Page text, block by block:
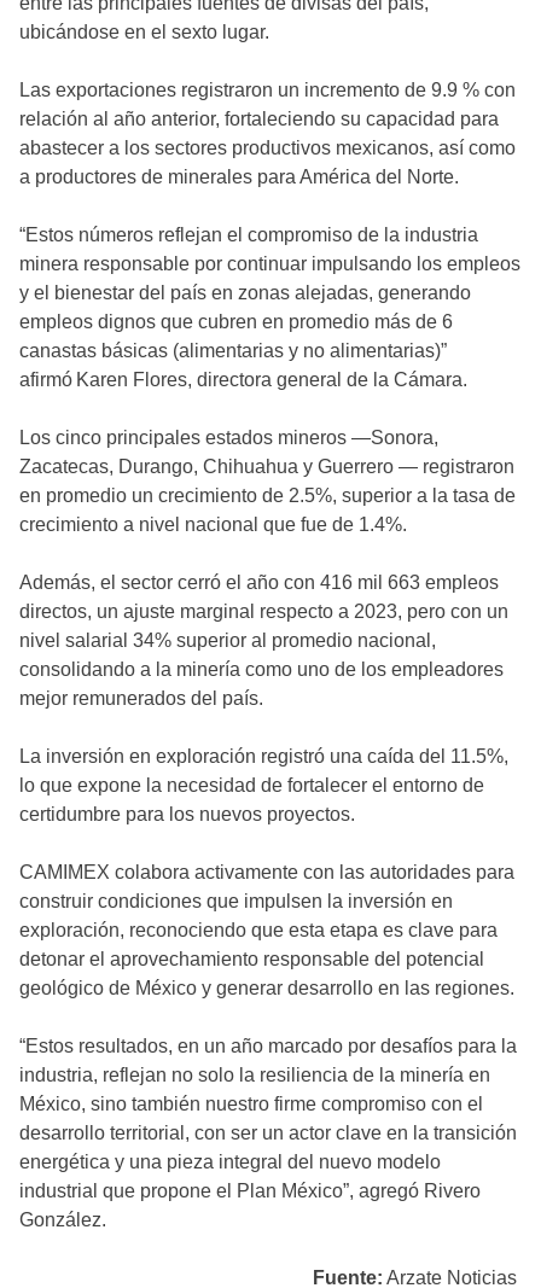
ubicándose en el sexto lugar.
Las exportaciones registraron un incremento de 9.9 % con
relación al año anterior, fortaleciendo su capacidad para
abastecer a los sectores productivos mexicanos, así como
a productores de minerales para América del Norte.
“Estos números reflejan el compromiso de la industria
minera responsable por continuar impulsando los empleos
y el bienestar del país en zonas alejadas, generando
empleos dignos que cubren en promedio más de 6
canastas básicas (alimentarias y no alimentarias)”
afirmó Karen Flores, directora general de la Cámara.
Los cinco principales estados mineros —Sonora,
Zacatecas, Durango, Chihuahua y Guerrero — registraron
en promedio un crecimiento de 2.5%, superior a la tasa de
crecimiento a nivel nacional que fue de 1.4%.
Además, el sector cerró el año con 416 mil 663 empleos
directos, un ajuste marginal respecto a 2023, pero con un
nivel salarial 34% superior al promedio nacional,
consolidando a la minería como uno de los empleadores
mejor remunerados del país.
La inversión en exploración registró una caída del 11.5%,
lo que expone la necesidad de fortalecer el entorno de
certidumbre para los nuevos proyectos.
CAMIMEX colabora activamente con las autoridades para
construir condiciones que impulsen la inversión en
exploración, reconociendo que esta etapa es clave para
detonar el aprovechamiento responsable del potencial
geológico de México y generar desarrollo en las regiones.
“Estos resultados, en un año marcado por desafíos para la
industria, reflejan no solo la resiliencia de la minería en
México, sino también nuestro firme compromiso con el
desarrollo territorial, con ser un actor clave en la transición
energética y una pieza integral del nuevo modelo
industrial que propone el Plan México”, agregó Rivero
González.
Fuente: Arzate Noticias